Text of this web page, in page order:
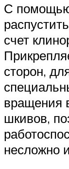
С помощью
счет
сторон,
вращения
шкивов,
несложно